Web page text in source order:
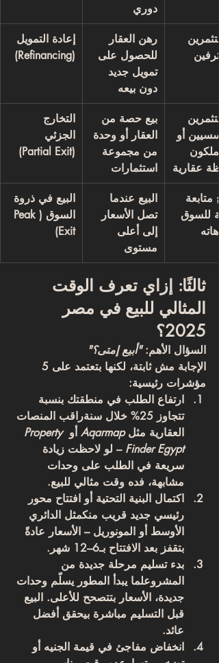
دوري
إعادة التمويل
(Refinancing)
رهن العقار
للحصول على
تمويل جديد
دون بيعه
التخارج
الجزئي
(Partial Exit)
بيع حصة من
العقار أو وحدة
من مجموعة
استثمارات
أو
عقارية
البيع في ذروة
السوق (Peak
Exit)
البيع عندما
تصل الأسعار
إلى أعلى
مستوى
متابعة
للسوق
ثالثًا: إزاي تعرف الوقت
المثالي للبيع في مصر
2025؟
السؤال الأهم: "أبيع إمتى؟"
الإجابة مش ثابتة، لكنها بتعتمد على
مؤشرات رئيسية:
ارتفاع الطلب في منطقتك بنسبة
تتجاوز 25% خلال سنة
راقب المنصات
العقارية مثل Aqarmap أو Property
Finder Egypt – لو لاحظت زيادة
سريعة في الطلب على وحدات
مشابهة، فده وقت مثالي للبيع.
اكتمال البنية التحتية أو افتتاح محور
رئيسي جديد قريب منكمثل الدائري
الأوسط أو المونوريل – الأسعار عادةً
بتقفز بعد الافتتاح بـ6–12 شهر.
بدء تسليم مرحلة جديدة من
المشروعلما يبدأ المطور يسلّم وحدات
جديدة، الأسعار بتتصحح للأعلى. البيع
قبل التسليم مباشرة بيحقق أفضل
عائد.
انخفاض مفاجئ في قيمة الجنيه أو